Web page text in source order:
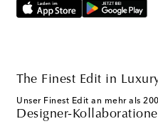
The Finest Edit in
Unser Finest Edit an mehr als
Designer-